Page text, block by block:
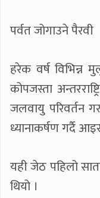
पर्वत जोगाउने पैरवी
हरेक वर्ष विभिन्न
कोपजस्ता
जलवायु परिवर्तन
ध्यानाकर्षण गर्दै
यही जेठ पहिलो
थियो ।